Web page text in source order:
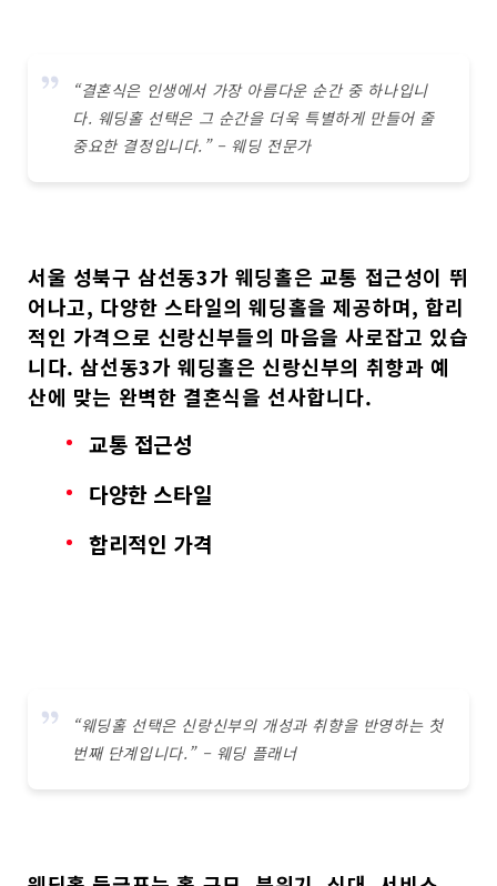
“결혼식은 인생에서 가장 아름다운 순간 중 하나입니
다. 웨딩홀 선택은 그 순간을 더욱 특별하게 만들어 줄
중요한 결정입니다.” – 웨딩 전문가
서울 성북구 삼선동3가 웨딩홀은 교통 접근성이 뛰
어나고, 다양한 스타일의 웨딩홀을 제공하며,합리
적인 가격으로 신랑신부들의 마음을 사로잡고 있습
니다. 삼선동3가 웨딩홀은 신랑신부의 취향과 예
산에 맞는 완벽한 결혼식을 선사합니다.
교통 접근성
다양한 스타일
합리적인 가격
“웨딩홀 선택은 신랑신부의 개성과 취향을 반영하는 첫
번째 단계입니다.” – 웨딩 플래너